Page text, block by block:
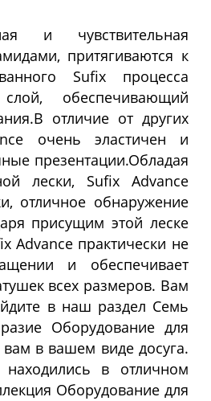
и чувствительная
притягиваются к
Sufix процесса
обеспечивающий
отличие от других
очень эластичен и
презентации.Обладая
лески, Sufix Advance
отличное обнаружение
присущим этой леске
Advance практически не
и обеспечивает
всех размеров. Вам
в наш раздел Семь
Оборудование для
вам в вашем виде досуга.
в отличном
Оборудование для